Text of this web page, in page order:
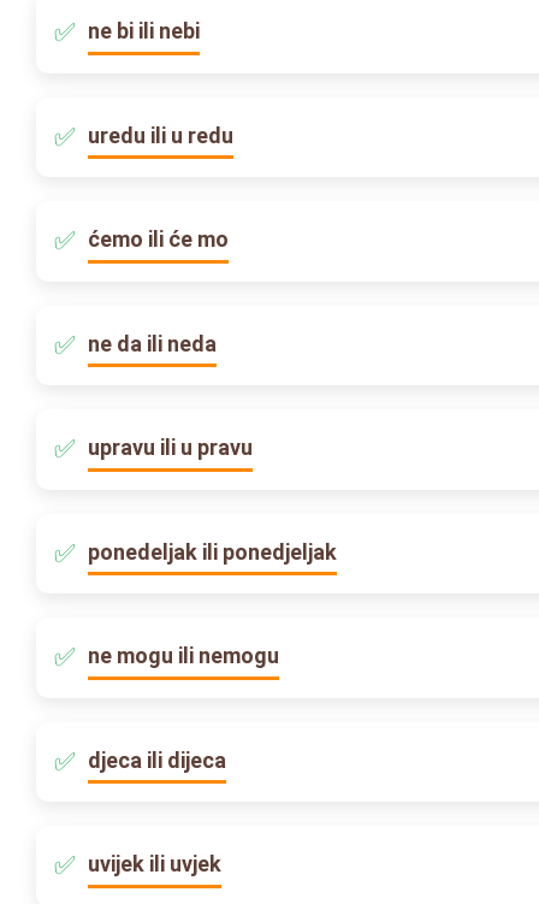
ne bi ili nebi
uredu ili u redu
ćemo ili će mo
ne da ili neda
upravu ili u pravu
ponedeljak ili ponedjeljak
ne mogu ili nemogu
djeca ili dijeca
uvijek ili uvjek